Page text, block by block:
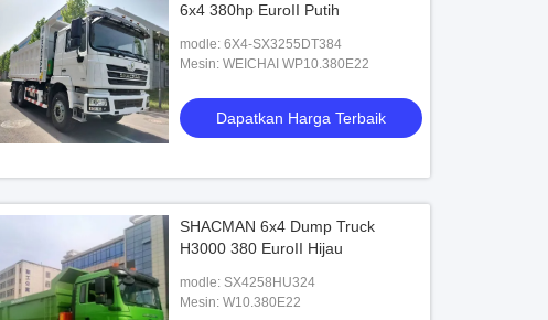
6x4 380hp EuroII Putih
modle: 6X4-SX3255DT384
Mesin: WEICHAI WP10.380E22
Dapatkan Harga Terbaik
SHACMAN 6x4 Dump Truck
H3000 380 EuroII Hijau
modle: SX4258HU324
Mesin: W10.380E22